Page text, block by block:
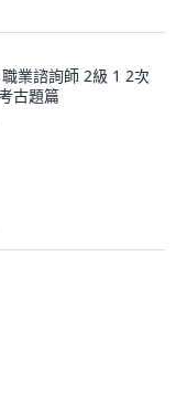
業諮詢師 2級 1 2次
古題篇